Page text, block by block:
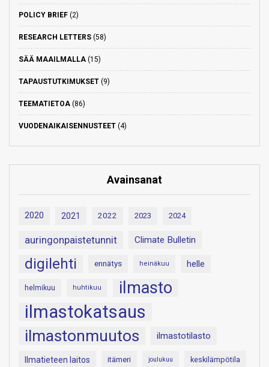
POLICY BRIEF (2)
RESEARCH LETTERS (58)
SÄÄ MAAILMALLA (15)
TAPAUSTUTKIMUKSET (9)
TEEMATIETOA (86)
VUODENAIKAISENNUSTEET (4)
Avainsanat
2020 2021 2022 2023 2024
auringonpaistetunnit Climate Bulletin
digilehti ennätys heinäkuu helle
helmikuu huhtikuu ilmasto
ilmastokatsaus
ilmastonmuutos ilmastotilasto
Ilmatieteen laitos itämeri joulukuu keskilämpötila